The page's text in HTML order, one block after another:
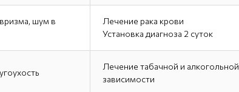
шум в
Лечение рака крови
Установка диагноза 2 суток
Лечение табачной и алкогольной
зависимости